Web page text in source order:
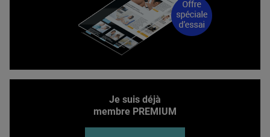
Je suis déjà
membre PREMIUM